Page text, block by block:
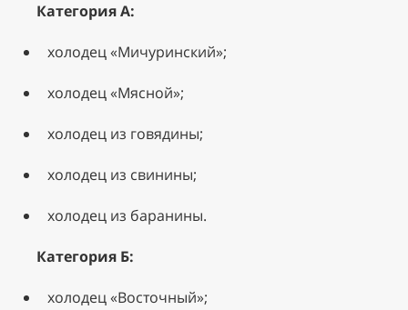
Категория А:
холодец «Мичуринский»;
холодец «Мясной»;
холодец из говядины;
холодец из свинины;
холодец из баранины.
Категория Б:
холодец «Восточный»;